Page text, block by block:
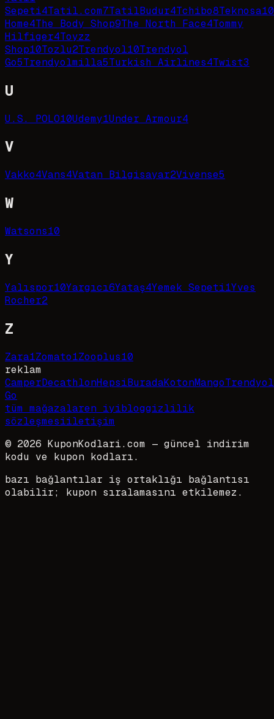
Sepeti4Tatil.com7TatilBudur4Tchibo8Teknosa10
Home4The Body Shop9The North Face4Tommy
Hilfiger4Toyzz
Shop10Tozlu2Trendyol10Trendyol
Go5Trendyolmilla5Turkish Airlines4Twist3
U
U.S. POLO10Udemy1Under Armour4
V
Vakko4Vans4Vatan Bilgisayar2Vivense5
W
Watsons10
Y
Yalıspor10Yargıcı6Yataş4Yemek Sepeti1Yves
Rocher2
Z
Zara1Zomato1Zooplus10
reklam
CamperDecathlonHepsiBuradaKotonMangoTrendyol
Go
tüm mağazalaren iyibloggizlilik
sözleşmesiiletişim
© 2026 KuponKodlari.com — güncel indirim
kodu ve kupon kodları.
bazı bağlantılar iş ortaklığı bağlantısı
olabilir; kupon sıralamasını etkilemez.